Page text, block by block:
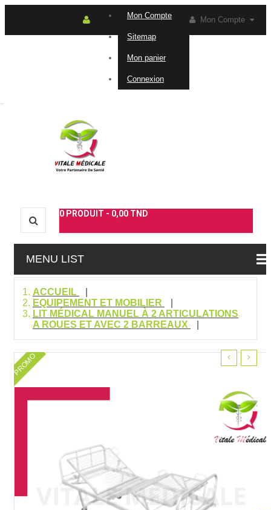
Mon Compte
Mon Compte
Sitemap
Mon panier
Connexion
0 PRODUIT - 0,00 TND
MENU LIST
ACCUEIL
EQUIPEMENT ET MOBILIER
LIT MÉDICAL MANUEL À 2 ARTICULATIONS
A ROUES ET AVEC 2 BARREAUX
PROMO